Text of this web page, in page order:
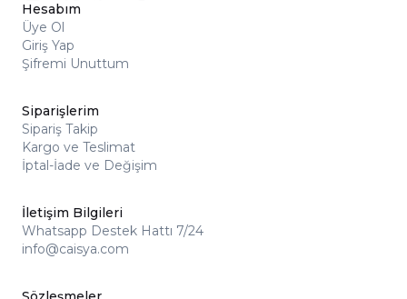
Hesabım
Üye Ol
Giriş Yap
Şifremi Unuttum
Siparişlerim
Sipariş Takip
Kargo ve Teslimat
İptal-İade ve Değişim
İletişim Bilgileri
Whatsapp Destek Hattı 7/24
info@caisya.com